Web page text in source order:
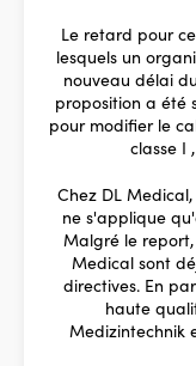
Le retard pour
lesquels un
nouveau délai
proposition a été
pour modifier le
classe I
Chez DL
ne s'applique
Malgré le
Medical sont
directives. En
haute
Medizintechnik